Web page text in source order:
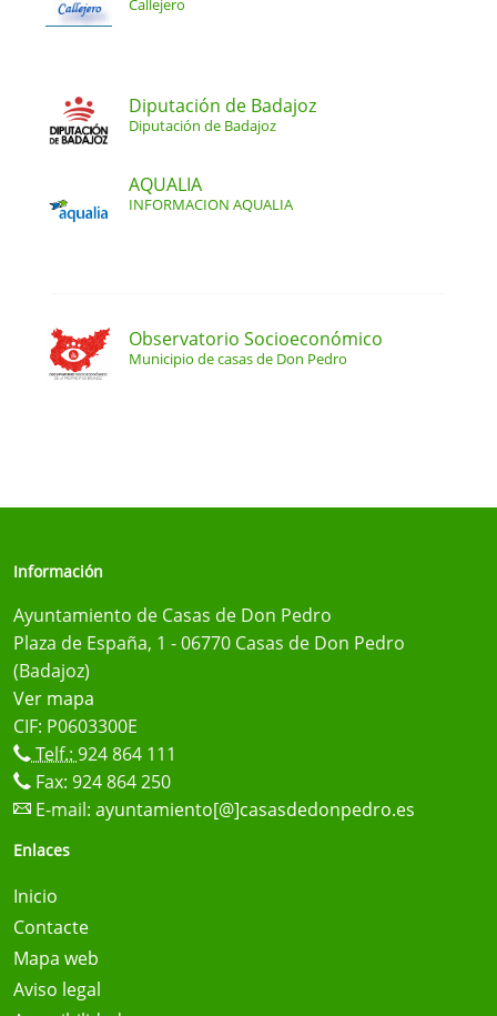
Callejero
Diputación de Badajoz
Diputación de Badajoz
AQUALIA
INFORMACION AQUALIA
Observatorio Socioeconómico
Municipio de casas de Don Pedro
Información
Ayuntamiento de Casas de Don Pedro
Plaza de España, 1 - 06770 Casas de Don Pedro
(Badajoz)
Ver mapa
CIF: P0603300E
Telf.: 924 864 111
Fax: 924 864 250
E-mail: ayuntamiento[@]casasdedonpedro.es
Enlaces
Inicio
Contacte
Mapa web
Aviso legal